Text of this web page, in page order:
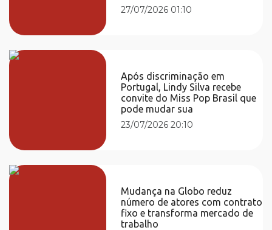
27/07/2026 01:10
Após discriminação em
Portugal, Lindy Silva recebe
convite do Miss Pop Brasil que
pode mudar sua
23/07/2026 20:10
Mudança na Globo reduz
número de atores com contrato
fixo e transforma mercado de
trabalho